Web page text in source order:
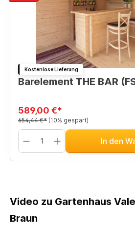
Kostenlose Lieferung
Barelement THE BAR
589,00 €*
654,44 €* (10% gespart)
In den
Video zu Gartenhaus
Braun